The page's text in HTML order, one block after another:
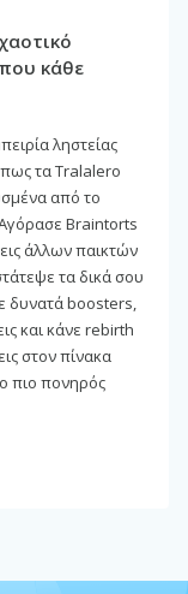
κάθε
ληστείας
τα Tralalero
από το
Braintorts
άλλων παικτών
τα δικά σου
δυνατά boosters,
και κάνε rebirth
στον πίνακα
ο πιο πονηρός